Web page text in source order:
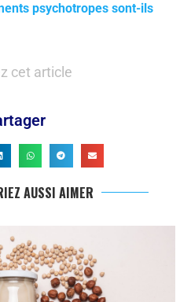
psychotropes sont-ils
cet article
AUSSI AIMER